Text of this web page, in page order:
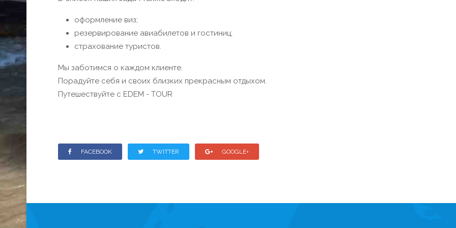
оформление виз;
резервирование авиабилетов и гостиниц;
страхование туристов.
Мы заботимся о каждом клиенте.
Порадуйте себя и своих близких прекрасным отдыхом.
Путешествуйте с EDEM - TOUR
FACEBOOK TWITTER GOOGLE+